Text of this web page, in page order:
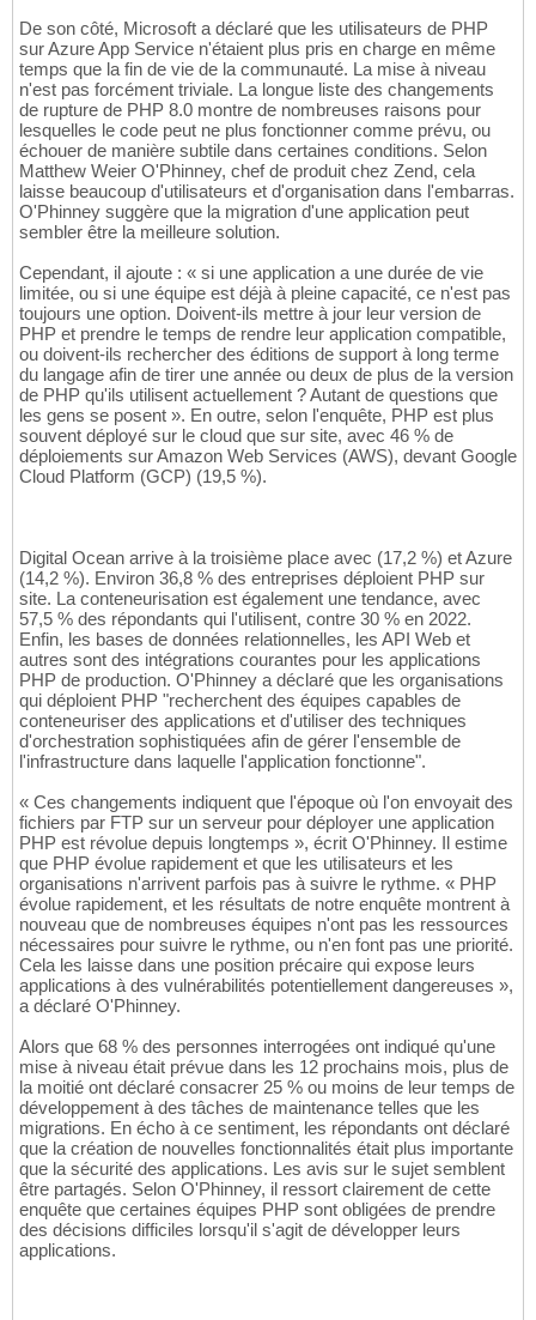
De son côté, Microsoft a déclaré que les utilisateurs de PHP
sur Azure App Service n'étaient plus pris en charge en même
temps que la fin de vie de la communauté. La mise à niveau
n'est pas forcément triviale. La longue liste des changements
de rupture de PHP 8.0 montre de nombreuses raisons pour
lesquelles le code peut ne plus fonctionner comme prévu, ou
échouer de manière subtile dans certaines conditions. Selon
Matthew Weier O'Phinney, chef de produit chez Zend, cela
laisse beaucoup d'utilisateurs et d'organisation dans l'embarras.
O'Phinney suggère que la migration d'une application peut
sembler être la meilleure solution.
Cependant, il ajoute : « si une application a une durée de vie
limitée, ou si une équipe est déjà à pleine capacité, ce n'est pas
toujours une option. Doivent-ils mettre à jour leur version de
PHP et prendre le temps de rendre leur application compatible,
ou doivent-ils rechercher des éditions de support à long terme
du langage afin de tirer une année ou deux de plus de la version
de PHP qu'ils utilisent actuellement ? Autant de questions que
les gens se posent ». En outre, selon l'enquête, PHP est plus
souvent déployé sur le cloud que sur site, avec 46 % de
déploiements sur Amazon Web Services (AWS), devant Google
Cloud Platform (GCP) (19,5 %).
Digital Ocean arrive à la troisième place avec (17,2 %) et Azure
(14,2 %). Environ 36,8 % des entreprises déploient PHP sur
site. La conteneurisation est également une tendance, avec
57,5 % des répondants qui l'utilisent, contre 30 % en 2022.
Enfin, les bases de données relationnelles, les API Web et
autres sont des intégrations courantes pour les applications
PHP de production. O'Phinney a déclaré que les organisations
qui déploient PHP "recherchent des équipes capables de
conteneuriser des applications et d'utiliser des techniques
d'orchestration sophistiquées afin de gérer l'ensemble de
l'infrastructure dans laquelle l'application fonctionne".
« Ces changements indiquent que l'époque où l'on envoyait des
fichiers par FTP sur un serveur pour déployer une application
PHP est révolue depuis longtemps », écrit O'Phinney. Il estime
que PHP évolue rapidement et que les utilisateurs et les
organisations n'arrivent parfois pas à suivre le rythme. « PHP
évolue rapidement, et les résultats de notre enquête montrent à
nouveau que de nombreuses équipes n'ont pas les ressources
nécessaires pour suivre le rythme, ou n'en font pas une priorité.
Cela les laisse dans une position précaire qui expose leurs
applications à des vulnérabilités potentiellement dangereuses »,
a déclaré O'Phinney.
Alors que 68 % des personnes interrogées ont indiqué qu'une
mise à niveau était prévue dans les 12 prochains mois, plus de
la moitié ont déclaré consacrer 25 % ou moins de leur temps de
développement à des tâches de maintenance telles que les
migrations. En écho à ce sentiment, les répondants ont déclaré
que la création de nouvelles fonctionnalités était plus importante
que la sécurité des applications. Les avis sur le sujet semblent
être partagés. Selon O'Phinney, il ressort clairement de cette
enquête que certaines équipes PHP sont obligées de prendre
des décisions difficiles lorsqu'il s'agit de développer leurs
applications.